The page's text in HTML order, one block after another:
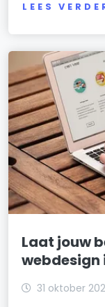
LEES
Laat jouw
webdesign
31 oktober